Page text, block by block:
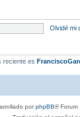
Olvidé mi
reciente es
porphpBB® Forum